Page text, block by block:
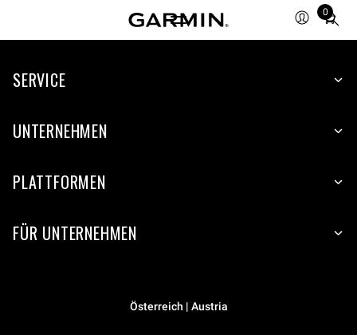
0
Total
items
cart:
SERVICE
UNTERNEHMEN
PLATTFORMEN
FÜR UNTERNEHMEN
Österreich | Austria